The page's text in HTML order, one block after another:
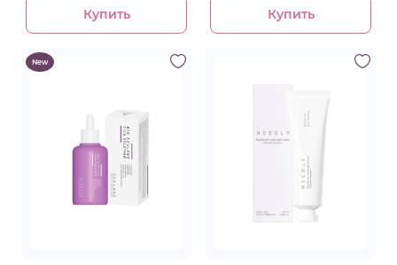
Купить Купить
New